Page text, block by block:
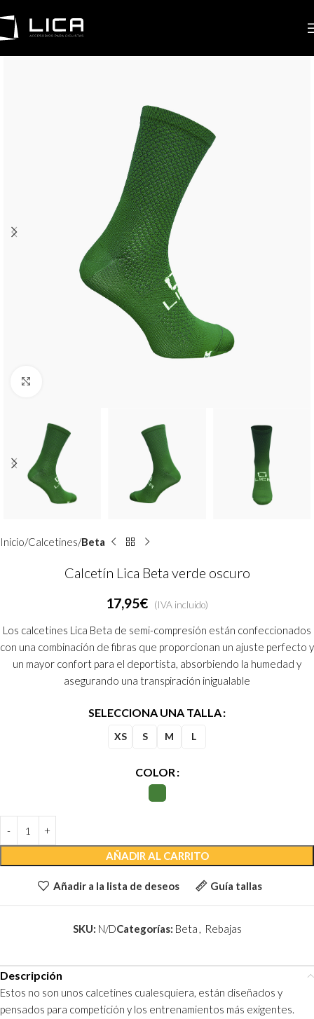
Inicio Calcetines Beta
Calcetín Lica Beta verde oscuro
17,95€ (IVA incluido)
Los calcetines Lica Beta de semi-compresión están confeccionados
con una combinación de fibras que proporcionan un ajuste perfecto y
un mayor confort para el deportista, absorbiendo la humedad y
asegurando una transpiración inigualable
SELECCIONA UNA TALLA
XS S M L
COLOR
AÑADIR AL CARRITO
Añadir a la lista de deseos Guía tallas
SKU: N/DCategorías: Beta , Rebajas
Descripción
Estos no son unos calcetines cualesquiera, están diseñados y
pensados para competición y los entrenamientos más exigentes.